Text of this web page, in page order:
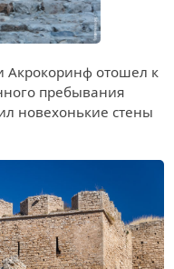
Акрокоринф отошел к
пребывания
новехонькие стены